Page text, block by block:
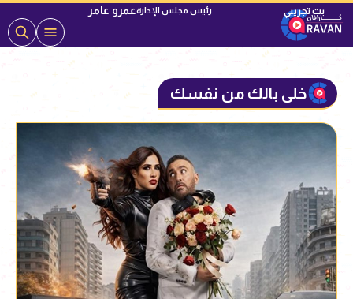
رئيس مجلس الإدارةعمرو عامر
خلى بالك من نفسك